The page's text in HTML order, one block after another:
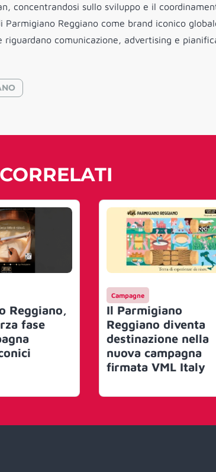
concentrandosi sullo sviluppo e il
Parmigiano Reggiano come brand iconico
comunicazione, advertising e
Reggiano,
fase
Campagne
Il Parmigiano
Reggiano diventa
destinazione nella
nuova campagna
firmata VML Italy